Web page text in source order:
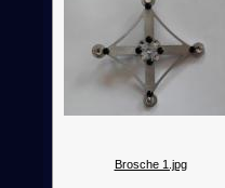
Brosche 1.jpg